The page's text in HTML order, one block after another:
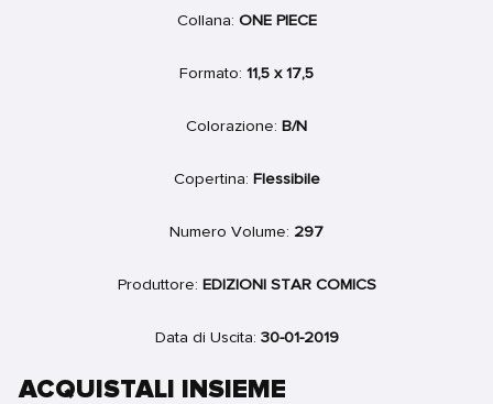
Collana: ONE PIECE
Formato: 11,5 x 17,5
Colorazione: B/N
Copertina: Flessibile
Numero Volume: 297
Produttore: EDIZIONI STAR COMICS
Data di Uscita: 30-01-2019
ACQUISTALI INSIEME